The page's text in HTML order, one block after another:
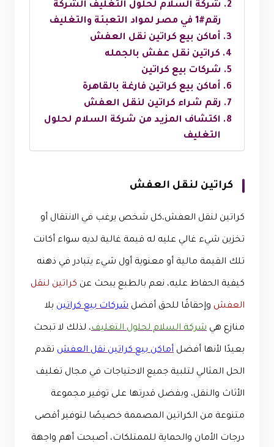
شركة السلام لحلول التغليف الشركة
رقم#1 في مصر لمواد التعبئة والتغليف
أماكن بيع كراتين نقل العفش
كراتين نقل عفش بالجمله
شركات بيع كراتين
أماكن بيع كراتين فارغة بالقاهرة
رقم شراء كراتين لنقل العفش
اكتشاف المزيد من شركة السلام لحلول
التغليف
كراتين لنقل العفش
كراتين لنقل العفش،كل شخص يرغب في الانتقال أو
تخزين شيء غالي عليه له قيمة غالية لديه سواء أكانت
تلك القيمة مالية أو معنوية أول شيء يتبادر في ذهنه
كيفية الحفاظ عليه، نعم بالطبع يبحث عن كراتين لنقل
العفش وإحقاقًا للحق أفضل شركات بيع كراتين بلا
منازع هي شركة السلام لحلول التغليف، لذلك لا تبحث
بعيدًا لأنها أفضل أماكن بيع كراتين نقل العفش تقدم
الحل المثالي لتلبية جميع الاحتياجات في مجال تغليف
الأثاث والنقل، وبفضل قدرتها على توفير مجموعة
متنوعة من الكراتين المصممة خصيصًا لتوفير أقصى
درجات الأمان والحماية للممتلكات، أصبحت أهم واجهة